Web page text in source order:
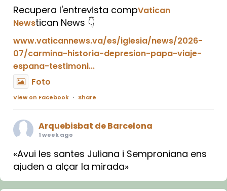
Recupera l'entrevista compVatican
Newstican News 👇
www.vaticannews.va/es/iglesia/news/2026-
07/carmina-historia-depresion-papa-viaje-
espana-testimoni...
Foto
View on Facebook · Share
Arquebisbat de Barcelona
1 week ago
«Avui les santes Juliana i Semproniana ens
ajuden a alçar la mirada»
Mons. Sergi Gordo, bisbe de Tortosa, ha